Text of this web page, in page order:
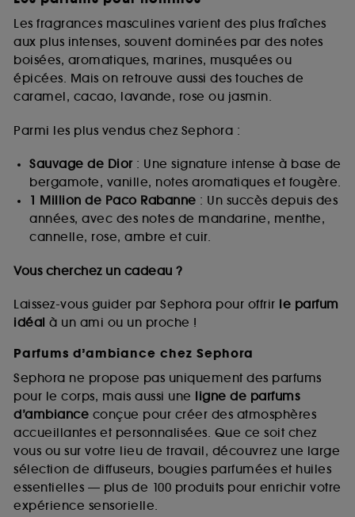
Les fragrances masculines varient des plus fraîches
aux plus intenses, souvent dominées par des notes
boisées, aromatiques, marines, musquées ou
épicées. Mais on retrouve aussi des touches de
caramel, cacao, lavande, rose ou jasmin.
Parmi les plus vendus chez Sephora :
Sauvage de Dior: Une signature intense à base de
bergamote, vanille, notes aromatiques et fougère.
1 Million de Paco Rabanne : Un succès depuis des
années, avec des notes de mandarine, menthe,
cannelle, rose, ambre et cuir.
Vous cherchez un cadeau ?
Laissez-vous guider par Sephora pour offrir le parfum
idéal à un ami ou un proche !
Parfums d’ambiance chez Sephora
Sephora ne propose pas uniquement des parfums
pour le corps, mais aussi une ligne de parfums
d’ambiance conçue pour créer des atmosphères
accueillantes et personnalisées. Que ce soit chez
vous ou sur votre lieu de travail, découvrez une large
sélection de diffuseurs, bougies parfumées et huiles
essentielles — plus de 100 produits pour enrichir votre
expérience sensorielle.